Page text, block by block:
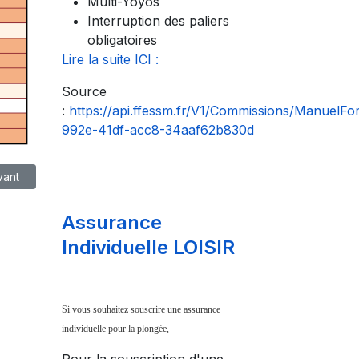
suivant : Planning piscines et activités
Interruption des paliers
obligatoires
Lire la suite ICI :
Source
: https://api.ffessm.fr/V1/Commissions/
992e-41df-acc8-34aaf62b830d
Assurance
Individuelle LOISIR
Si vous souhaitez souscrire une assurance
individuelle pour la plongée,